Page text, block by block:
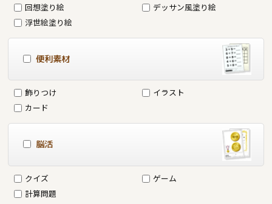
回想塗り絵
デッサン風塗り絵
浮世絵塗り絵
便利素材
飾りつけ
イラスト
カード
脳活
クイズ
ゲーム
計算問題